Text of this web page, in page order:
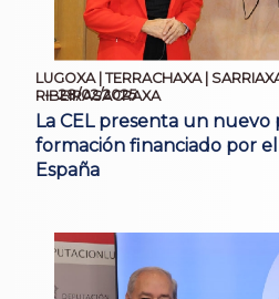
LUGOXA | TERRACHAXA |
RIBEIRASACRAXA
28/02/2025
La CEL presenta un nuevo
formación financiado por
España